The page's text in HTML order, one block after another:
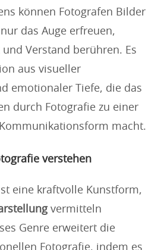
können Fotografen Bilder
das Auge erfreuen,
Verstand berühren. Es
aus visueller
emotionaler Tiefe, die das
durch Fotografie zu einer
macht.
verstehen
eine kraftvolle Kunstform,
vermitteln
Genre erweitert die
Fotografie, indem es